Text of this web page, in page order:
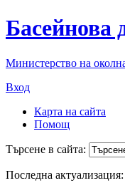
Басейнова
Министерство на
Вход
Карта на сайта
Помощ
Търсене в сайта:
Последна актуализация: